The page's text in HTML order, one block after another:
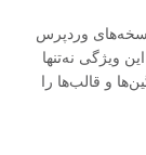
نسخه‌های وردپرس
ویژگی نه‌تنها
و قالب‌ها را